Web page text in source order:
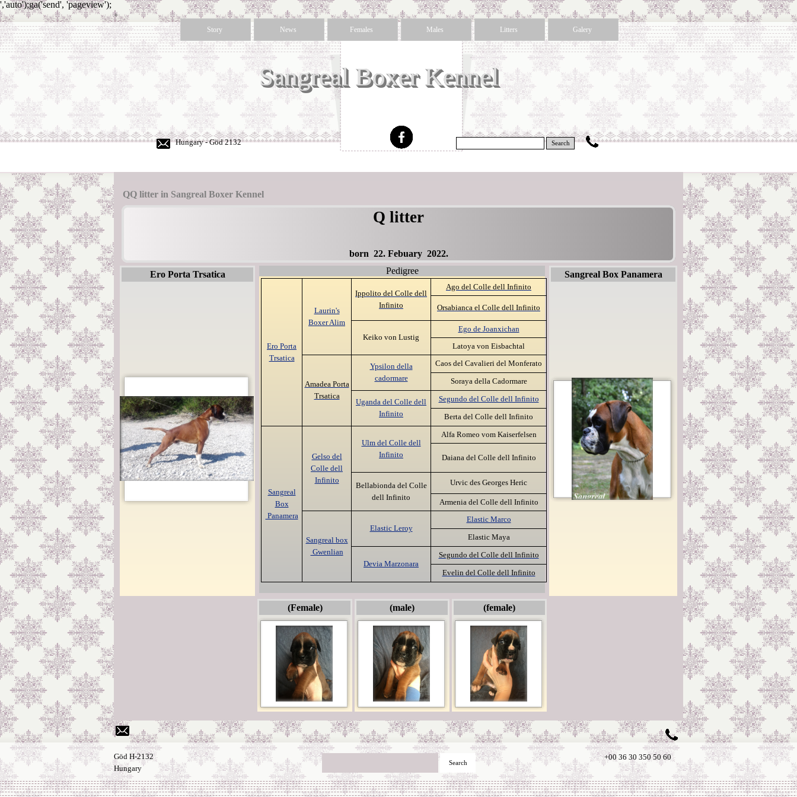
','auto');ga('send', 'pageview');
Hungary - Göd 2132
+
36
30
350
60
Sangreal Boxer Kennel
Search
Story News Females Males Litters Galery
QQ litter in Sangreal Boxer Kennel
Q litter
born 22. Febuary 2022.
Ero Porta Trsatica Pedigree
Ero Porta
Trsatica
Laurin's
Boxer Alim
Ippolito del Colle dell
Infinito
Ago del Colle dell Infinito
Orsabianca el Colle dell Infinito
Keiko von Lustig
Ego de Joanxichan
Latoya von Eisbachtal
Amadea Porta
Trsatica
Ypsilon della
cadormare
Caos del Cavalieri del Monferato
Soraya della Cadormare
Uganda del Colle dell
Infinito
Segundo del Colle dell Infinito
Berta del Colle dell Infinito
Sangreal
Box
Panamera
Gelso del
Colle dell
Infinito
Ulm del Colle dell
Infinito
Alfa Romeo vom Kaiserfelsen
Daiana del Colle dell Infinito
Bellabionda del Colle
dell Infinito
Urvic des Georges Heric
Armenia del Colle dell Infinito
Sangreal box
Gwenlian
Elastic Leroy
Elastic Marco
Elastic Maya
Devia Marzonara
Segundo del Colle dell Infinito
Evelin del Colle dell Infinito
Sangreal Box Panamera
(Female) (male) (female)
Göd H-2132
Hungary
+00 36 30 350 50 60
Search